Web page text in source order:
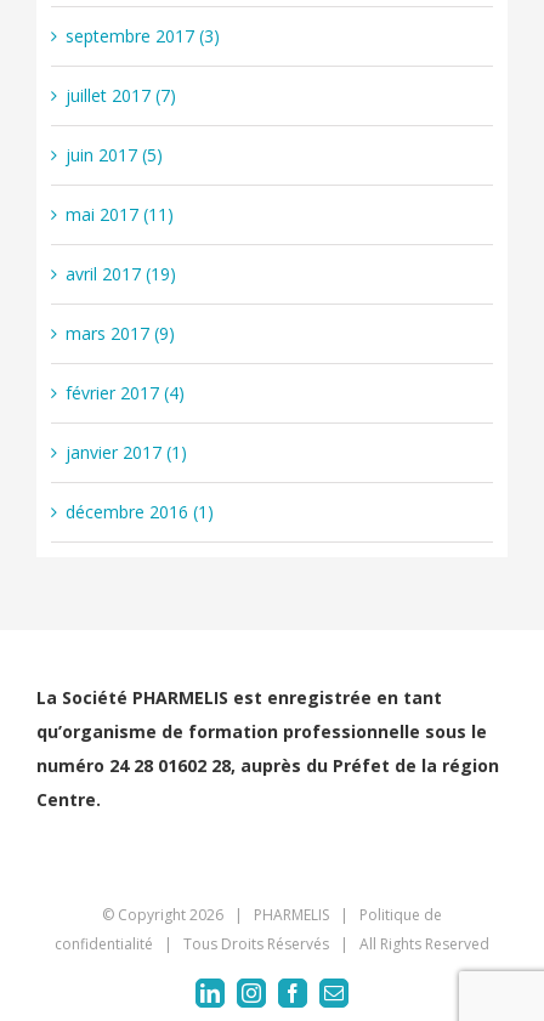
septembre 2017 (3)
juillet 2017 (7)
juin 2017 (5)
mai 2017 (11)
avril 2017 (19)
mars 2017 (9)
février 2017 (4)
janvier 2017 (1)
décembre 2016 (1)
La Société PHARMELIS est enregistrée en tant
qu’organisme de formation professionnelle sous le
numéro 24 28 01602 28, auprès du Préfet de la région
Centre.
© Copyright2026 | PHARMELIS | Politique de
confidentialité | Tous Droits Réservés | All Rights Reserved
LinkedInInstagramFacebook
Email